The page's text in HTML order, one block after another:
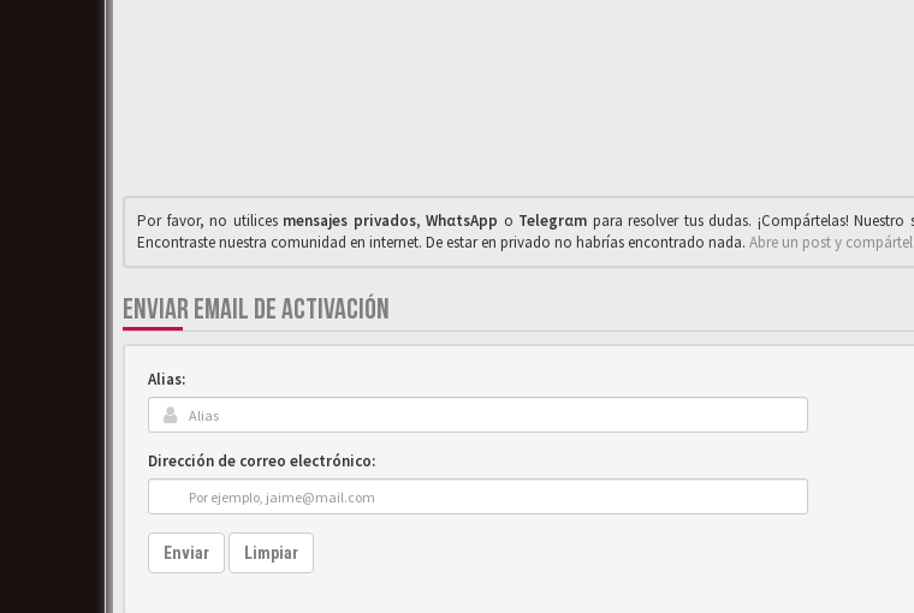
Por favor, no utilices mensajes privados,WhαtsApp o Telegrαm para resolver tus dudas. ¡Compártelas!
Encontraste nuestra comunidad en internet. De estar en privado no habrías encontrado nada. Abre un post y
ENVIAR EMAIL DE ACTIVACIÓN
Alias:
Dirección de correo electrónico:
Enviar Limpiar